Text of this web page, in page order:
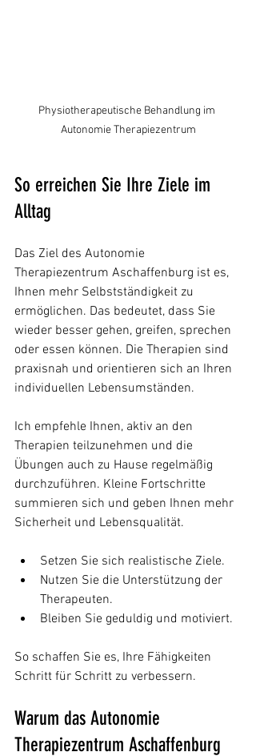
Physiotherapeutische Behandlung im
Autonomie Therapiezentrum
So erreichen Sie Ihre Ziele im
Alltag
Das Ziel des Autonomie
Therapiezentrum Aschaffenburg ist es,
Ihnen mehr Selbstständigkeit zu
ermöglichen. Das bedeutet, dass Sie
wieder besser gehen, greifen, sprechen
oder essen können. Die Therapien sind
praxisnah und orientieren sich an Ihren
individuellen Lebensumständen.
Ich empfehle Ihnen, aktiv an den
Therapien teilzunehmen und die
Übungen auch zu Hause regelmäßig
durchzuführen. Kleine Fortschritte
summieren sich und geben Ihnen mehr
Sicherheit und Lebensqualität.
Setzen Sie sich realistische Ziele.
Nutzen Sie die Unterstützung der
Therapeuten.
Bleiben Sie geduldig und motiviert.
So schaffen Sie es, Ihre Fähigkeiten
Schritt für Schritt zu verbessern.
Warum das Autonomie
Therapiezentrum Aschaffenburg